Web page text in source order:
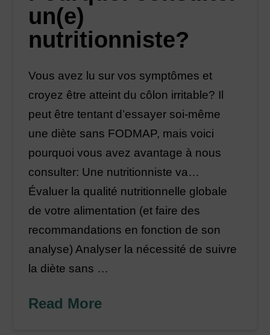
un(e)
nutritionniste?
Vous avez lu sur vos symptômes et
croyez être atteint du côlon irritable? Il
peut être tentant d’essayer soi-même
une diète sans FODMAP, mais voici
pourquoi vous avez avantage à nous
consulter: Une nutritionniste va…
Évaluer la qualité nutritionnelle globale
de votre alimentation (et faire des
recommandations en fonction de son
analyse) Analyser la nécessité de suivre
la diète sans …
Read More